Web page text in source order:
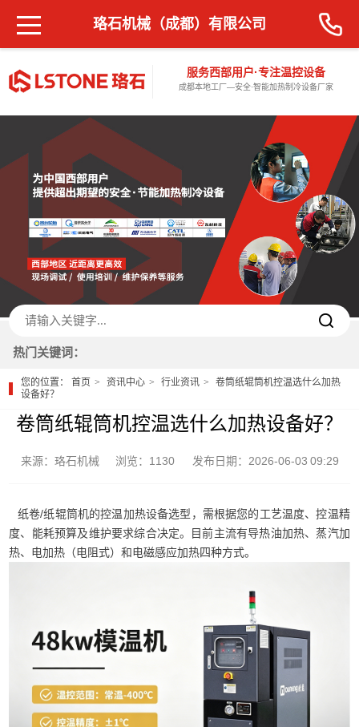
服务西部用户·专注温控设备
成都本地工厂—安全·智能加热制冷设备厂家
珞石机械（成都）有限公司
热门关键词：
您的位置：首页 资讯中心 行业资讯
卷筒纸辊筒机控温选什么加热
设备好？
卷筒纸辊筒机控温选什么加热设备好？
来源：珞石机械 浏览：1130 发布日期：2026-06-03 09:29
纸卷/纸辊筒机的控温加热设备选型，需根据您的工艺温度、控温精
度、能耗预算及维护要求综合决定。目前主流有导热油加热、蒸汽加
热、电加热（电阻式）和电磁感应加热四种方式。